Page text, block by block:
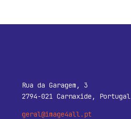
Rua da Garagem, 3
2794-021 Carnaxide, Portugal
geral@image4all.pt